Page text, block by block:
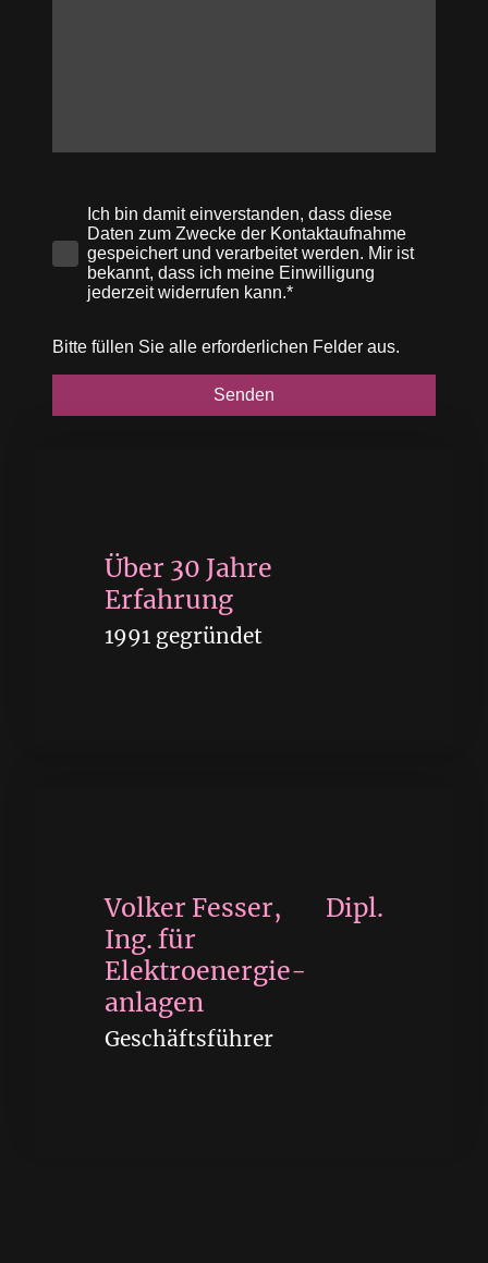
Ich bin damit einverstanden, dass diese
Daten zum Zwecke der Kontaktaufnahme
gespeichert und verarbeitet werden. Mir ist
bekannt, dass ich meine Einwilligung
jederzeit widerrufen kann.*
Bitte füllen Sie alle erforderlichen Felder aus.
Senden
Über 30 Jahre
Erfahrung
1991 gegründet
Volker Fesser, Dipl.
Ing. für
Elektroenergie-
anlagen
Geschäftsführer